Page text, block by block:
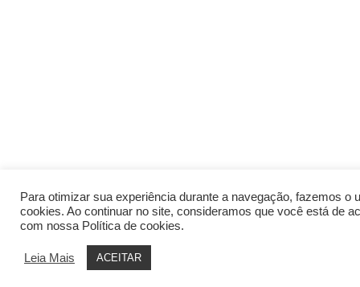
Para otimizar sua experiência durante a navegação, fazemos o
cookies. Ao continuar no site, consideramos que você está de
com nossa Política de cookies.
Leia Mais ACEITAR